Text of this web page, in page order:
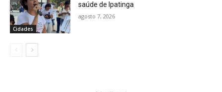
Cidades
saúde de Ipatinga
agosto 7, 2026